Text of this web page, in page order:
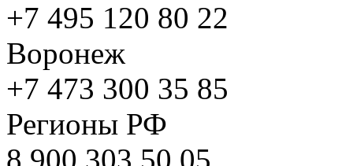
+7 495 120 80 22
Воронеж
+7 473 300 35 85
Регионы РФ